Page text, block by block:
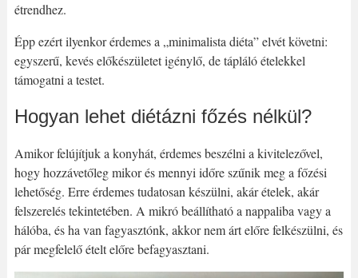
étrendhez.
Épp ezért ilyenkor érdemes a „minimalista diéta” elvét követni:
egyszerű, kevés előkészületet igénylő, de tápláló ételekkel
támogatni a testet.
Hogyan lehet diétázni főzés nélkül?
Amikor felújítjuk a konyhát, érdemes beszélni a kivitelezővel,
hogy hozzávetőleg mikor és mennyi időre szűnik meg a főzési
lehetőség. Erre érdemes tudatosan készülni, akár ételek, akár
felszerelés tekintetében. A mikró beállítható a nappaliba vagy a
hálóba, és ha van fagyasztónk, akkor nem árt előre felkészülni, és
pár megfelelő ételt előre befagyasztani.